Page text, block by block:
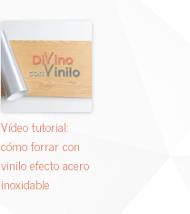
Vídeo tutorial:
cómo forrar con
vinilo efecto acero
inoxidable